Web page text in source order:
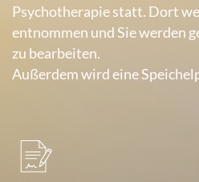
Psychotherapie statt. Dort
entnommen und Sie werden
zu bearbeiten.
Außerdem wird eine